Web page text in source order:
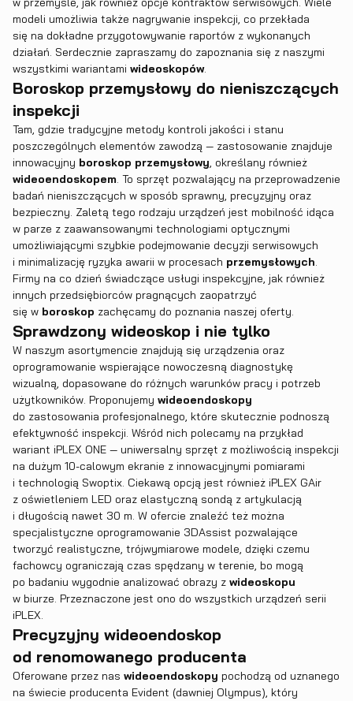
modeli umożliwia także nagrywanie inspekcji, co przekłada
się na dokładne przygotowywanie raportów z wykonanych
działań. Serdecznie zapraszamy do zapoznania się z naszymi
wszystkimi wariantami wideoskopów.
Boroskop przemysłowy do nieniszczących
inspekcji
Tam, gdzie tradycyjne metody kontroli jakości i stanu
poszczególnych elementów zawodzą — zastosowanie znajduje
innowacyjny boroskop przemysłowy, określany również
wideoendoskopem. To sprzęt pozwalający na przeprowadzenie
badań nieniszczących w sposób sprawny, precyzyjny oraz
bezpieczny. Zaletą tego rodzaju urządzeń jest mobilność idąca
w parze z zaawansowanymi technologiami optycznymi
umożliwiającymi szybkie podejmowanie decyzji serwisowych
i minimalizację ryzyka awarii w procesach przemysłowych.
Firmy na co dzień świadczące usługi inspekcyjne, jak również
innych przedsiębiorców pragnących zaopatrzyć
się w boroskop zachęcamy do poznania naszej oferty.
Sprawdzony wideoskop i nie tylko
W naszym asortymencie znajdują się urządzenia oraz
oprogramowanie wspierające nowoczesną diagnostykę
wizualną, dopasowane do różnych warunków pracy i potrzeb
użytkowników. Proponujemy wideoendoskopy
do zastosowania profesjonalnego, które skutecznie podnoszą
efektywność inspekcji. Wśród nich polecamy na przykład
wariant iPLEX ONE — uniwersalny sprzęt z możliwością inspekcji
na dużym 10-calowym ekranie z innowacyjnymi pomiarami
i technologią Swoptix. Ciekawą opcją jest również iPLEX GAir
z oświetleniem LED oraz elastyczną sondą z artykulacją
i długością nawet 30 m. W ofercie znaleźć też można
specjalistyczne oprogramowanie 3DAssist pozwalające
tworzyć realistyczne, trójwymiarowe modele, dzięki czemu
fachowcy ograniczają czas spędzany w terenie, bo mogą
po badaniu wygodnie analizować obrazy z wideoskopu
w biurze. Przeznaczone jest ono do wszystkich urządzeń serii
iPLEX.
Precyzyjny wideoendoskop
od renomowanego producenta
Oferowane przez nas wideoendoskopy pochodzą od uznanego
na świecie producenta Evident (dawniej Olympus), który